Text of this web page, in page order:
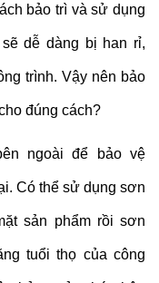
bảo trì và sử dụng
dễ dàng bị han rỉ,
trình. Vậy nên bảo
đúng cách?
ngoài để bảo vệ
Có thể sử dụng sơn
sản phẩm rồi sơn
tuổi thọ của công